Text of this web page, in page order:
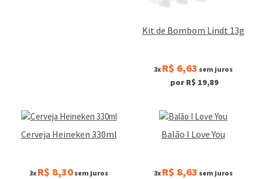
Kit de Bombom Lindt 13g
3x R$ 6,63 sem juros
por R$ 19,89
Cerveja Heineken 330ml
3x R$ 8,30 sem juros
Balão I Love You
3x R$ 8,63 sem juros